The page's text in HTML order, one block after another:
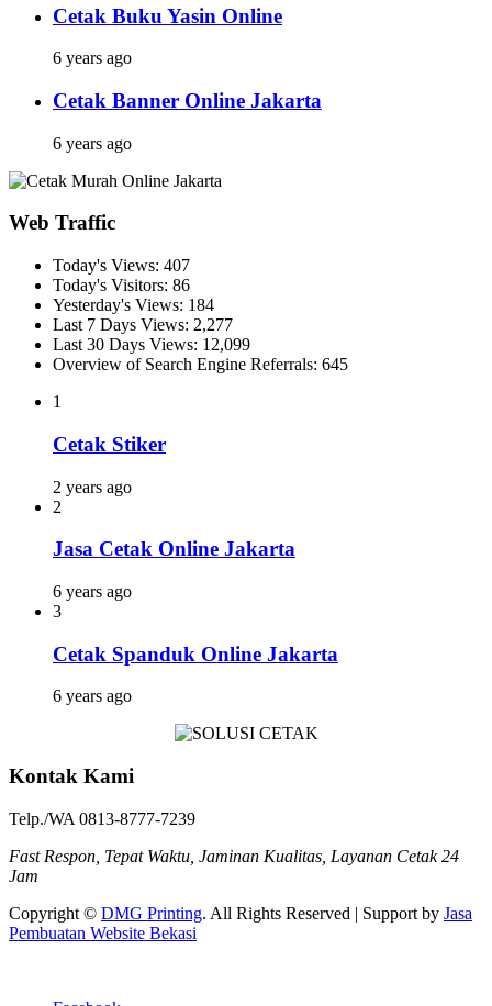
Cetak Buku Yasin Online
6 years ago
Cetak Banner Online Jakarta
6 years ago
Web Traffic
Today's Views: 407
Today's Visitors: 86
Yesterday's Views: 184
Last 7 Days Views: 2,277
Last 30 Days Views: 12,099
Overview of Search Engine Referrals: 645
1
Cetak Stiker
2 years ago
2
Jasa Cetak Online Jakarta
6 years ago
3
Cetak Spanduk Online Jakarta
6 years ago
Kontak Kami
Telp./WA 0813-8777-7239
Fast Respon, Tepat Waktu, Jaminan Kualitas, Layanan Cetak 24
Jam
Copyright © DMG Printing. All Rights Reserved | Support by Jasa
Pembuatan Website Bekasi